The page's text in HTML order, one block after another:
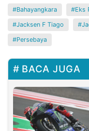
Bahayangkara Eks
Jacksen F Tiago
Persebaya
BACA JUGA